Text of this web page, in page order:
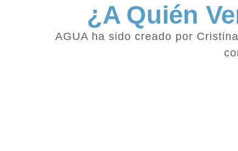
¿A Quién
AGUA ha sido creado por